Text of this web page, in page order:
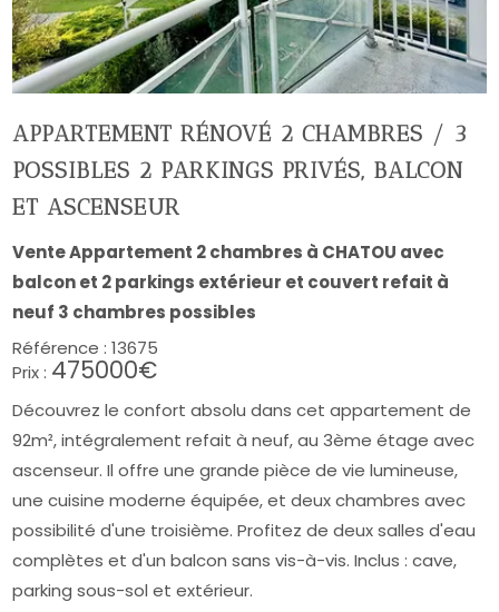
APPARTEMENT RÉNOVÉ 2 CHAMBRES / 3
POSSIBLES 2 PARKINGS PRIVÉS, BALCON
ET ASCENSEUR
Vente Appartement 2 chambres à CHATOU avec
balcon et 2 parkings extérieur et couvert refait à
neuf 3 chambres possibles
Référence :13675
Prix : 475000€
Découvrez le confort absolu dans cet appartement de
92m², intégralement refait à neuf, au 3ème étage avec
ascenseur. Il offre une grande pièce de vie lumineuse,
une cuisine moderne équipée, et deux chambres avec
possibilité d'une troisième. Profitez de deux salles d'eau
complètes et d'un balcon sans vis-à-vis. Inclus : cave,
parking sous-sol et extérieur.